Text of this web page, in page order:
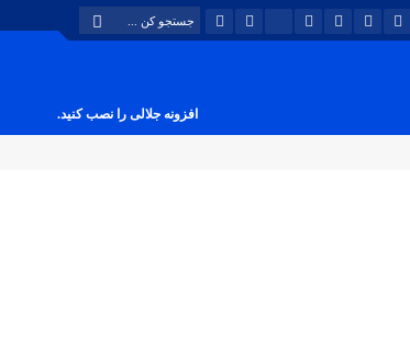
افزونه جلالی را نصب کنید.